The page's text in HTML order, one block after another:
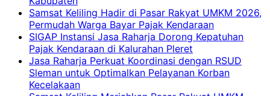
Samsat Keliling Hadir di Pasar Rakyat UMKM 2026,
Permudah Warga Bayar Pajak Kendaraan
SIGAP Instansi Jasa Raharja Dorong Kepatuhan
Pajak Kendaraan di Kalurahan Pleret
Jasa Raharja Perkuat Koordinasi dengan RSUD
Sleman untuk Optimalkan Pelayanan Korban
Kecelakaan